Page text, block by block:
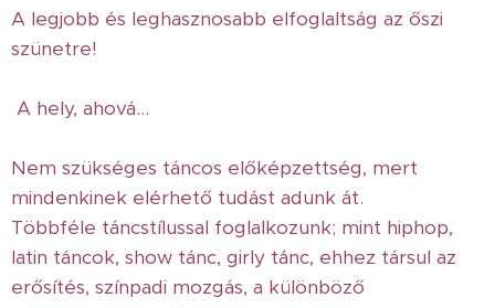
A legjobb és leghasznosabb elfoglaltság az őszi
szünetre!
A hely, ahová...
Nem szükséges táncos előképzettség, mert
mindenkinek elérhető tudást adunk át.
Többféle táncstílussal foglalkozunk; mint hiphop,
latin táncok, show tánc, girly tánc, ehhez társul az
erősítés, színpadi mozgás, a különböző